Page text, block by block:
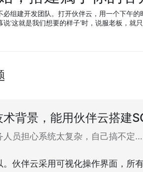
必组建开发团队。打开伙伴云，用一个下午
‘这就是我们想要的样子’时，说服老板，就
背景，能用伙伴云搭建
人员担心系统太复杂，自己搞不定
。伙伴云采用可视化操作界面，所